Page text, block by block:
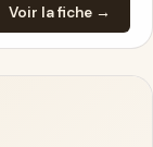
Voir la fiche →